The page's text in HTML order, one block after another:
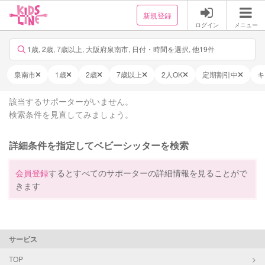
新規登録
ログイン メニュー
1歳, 2歳, 7歳以上, 大阪府泉南市, 日付・時間を選択, 他19件
泉南市 1歳 2歳 7歳以上 2人OK 定期割引中
該当するサポーターがいません。
検索条件を見直してみましょう。
詳細条件を指定してベビーシッターを検索
会員登録するとすべてのサポーターの詳細情報を見ることがで
きます
サービス
TOP